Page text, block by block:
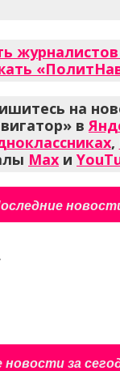
на
в
,
Max и
новости за